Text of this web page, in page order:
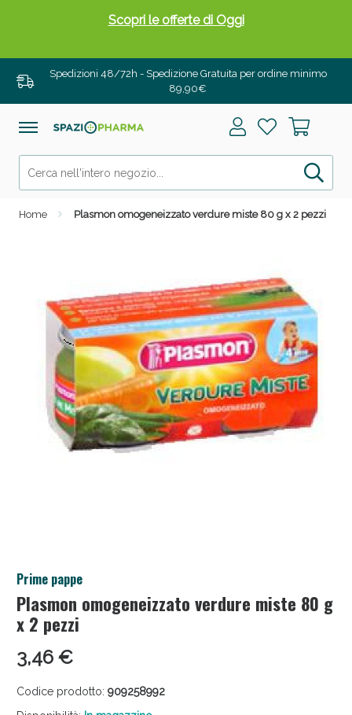
Spedizioni 48/72h - Spedizione Gratuita per ordine minimo
89,90€
Home Plasmon omogeneizzato verdure miste 80 g x 2 pezzi
Prime pappe
Plasmon omogeneizzato verdure miste 80 g
x 2 pezzi
3,46 €
Codice prodotto: 909258992
Scopri le offerte di Oggi
Drenanti e Pancia Piatta: Sconti fino al 55% validi
solo per OGGI!
Salini e Multivitaminici: oggi Sconto extra fino al